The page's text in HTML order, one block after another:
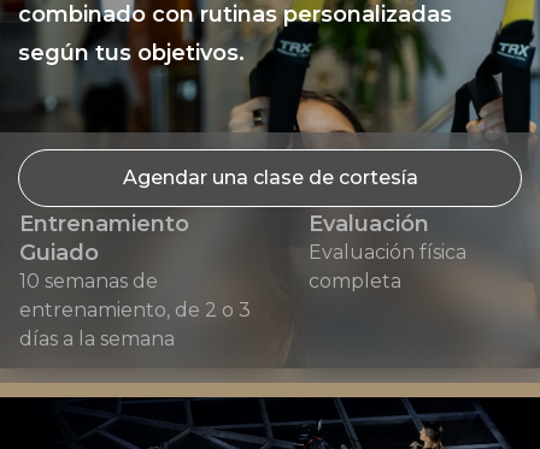
combinado con rutinas personalizadas
según tus objetivos.
Agendar una clase de cortesía
1
Entrenamiento
Guiado
10 semanas de
entrenamiento, de 2 o 3
días a la semana
2
Evaluación
Evaluación física
completa